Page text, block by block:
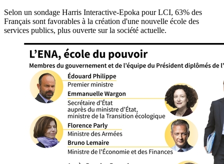
Selon un sondage Harris Interactive-Epoka pour LCI, 63% des
Français sont favorables à la création d'une nouvelle école des
services publics, plus ouverte sur la société actuelle.